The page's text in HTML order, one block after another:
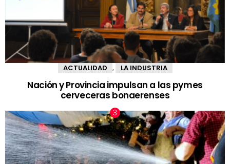
ACTUALIDAD , LA INDUSTRIA
Nación y Provincia impulsan a las pymes
cerveceras bonaerenses